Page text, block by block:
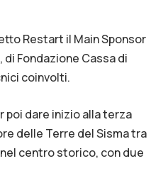
Restart il Main Sponsor
Fondazione Cassa di
coinvolti.
poi dare inizio alla terza
delle Terre del Sisma tra
centro storico, con due